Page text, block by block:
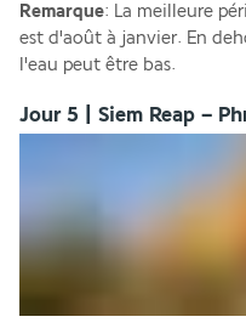
Remarque: La meilleure
est d'août à janvier. En
l'eau peut être bas.
Jour 5 | Siem Reap –